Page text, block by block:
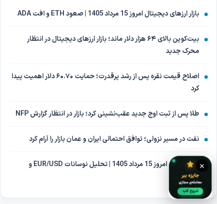
بازار ارزهای دیجیتال امروز 15 مرداد 1405 | صعود ETH و افت ADA
بیت‌کوین بالای ۶۴ هزار دلار ماند؛ بازار ارزهای دیجیتال در انتظار
محرک جدید
اصلاح قیمت نقره پس از رشد پرقدرت؛ حمایت ۶۰.۷۰ دلار اهمیت پیدا
کرد
طلا پس از ثبت اوج جدید عقب‌نشینی کرد؛ بازار در انتظار گزارش NFP
نفت در مسیر نزولی؛ توافق احتمالی ایران و عمان بازار را آرام کرد
بازار فارکس امروز 15 مرداد 1405 | تحلیل نوسانات EUR/USD و
USD/CAD
×